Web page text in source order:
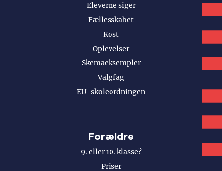
Eleverne siger
Fællesskabet
Kost
Oplevelser
Skemaeksempler
Valgfag
EU-skoleordningen
Forældre
9. eller 10. klasse?
Priser